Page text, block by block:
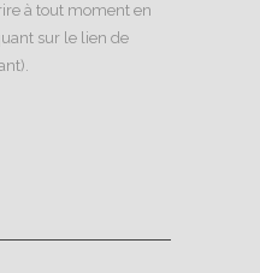
à tout moment en
sur le lien de